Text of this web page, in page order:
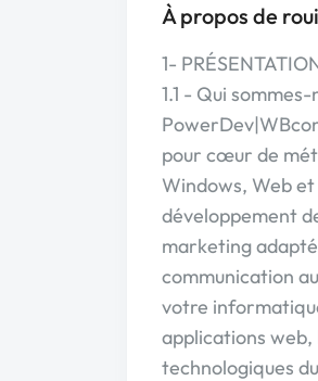
À propos de
1-
1.1 - Qui sommes-
pour cœur de
Windows, Web
développement
marketing
communication
votre
applications web,
technologiques